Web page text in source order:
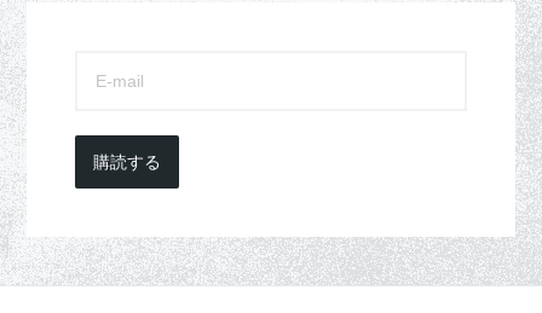
購読する